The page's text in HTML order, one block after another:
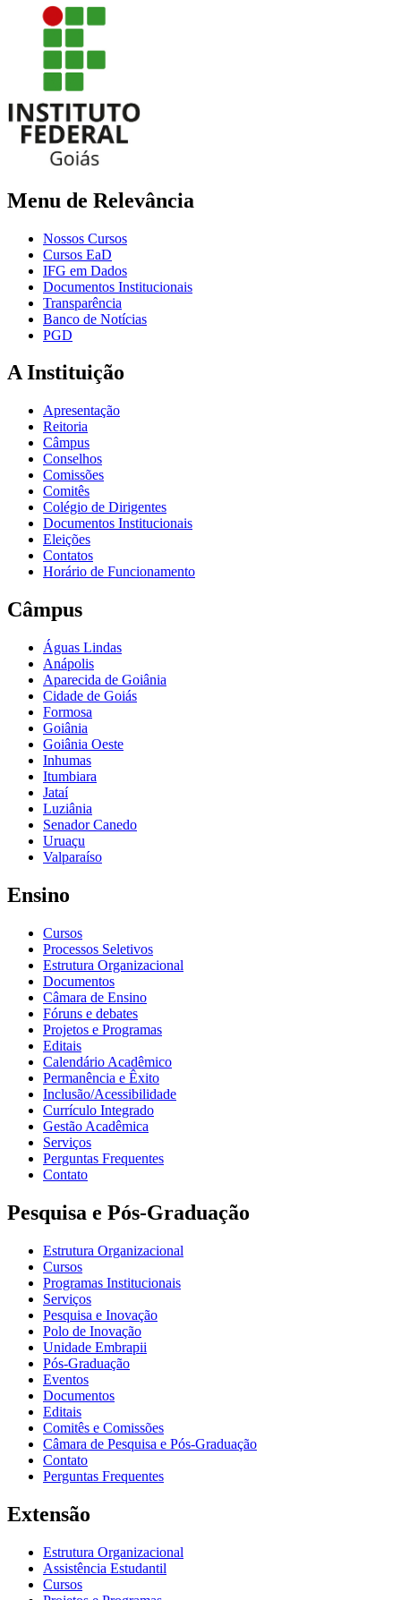
Menu de Relevância
Nossos Cursos
Cursos EaD
IFG em Dados
Documentos Institucionais
Transparência
Banco de Notícias
PGD
A Instituição
Apresentação
Reitoria
Câmpus
Conselhos
Comissões
Comitês
Colégio de Dirigentes
Documentos Institucionais
Eleições
Contatos
Horário de Funcionamento
Câmpus
Águas Lindas
Anápolis
Aparecida de Goiânia
Cidade de Goiás
Formosa
Goiânia
Goiânia Oeste
Inhumas
Itumbiara
Jataí
Luziânia
Senador Canedo
Uruaçu
Valparaíso
Ensino
Cursos
Processos Seletivos
Estrutura Organizacional
Documentos
Câmara de Ensino
Fóruns e debates
Projetos e Programas
Editais
Calendário Acadêmico
Permanência e Êxito
Inclusão/Acessibilidade
Currículo Integrado
Gestão Acadêmica
Serviços
Perguntas Frequentes
Contato
Pesquisa e Pós-Graduação
Estrutura Organizacional
Cursos
Programas Institucionais
Serviços
Pesquisa e Inovação
Polo de Inovação
Unidade Embrapii
Pós-Graduação
Eventos
Documentos
Editais
Comitês e Comissões
Câmara de Pesquisa e Pós-Graduação
Contato
Perguntas Frequentes
Extensão
Estrutura Organizacional
Assistência Estudantil
Cursos